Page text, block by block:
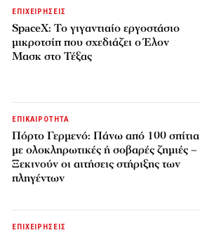
ΕΠΙΧΕΙΡΗΣΕΙΣ
SpaceX: Το γιγαντιαίο εργοστάσιο
μικροτσίπ που σχεδιάζει ο Έλον
Μασκ στο Τέξας
ΕΠΙΚΑΙΡΟΤΗΤΑ
Πόρτο Γερμενό: Πάνω από 100 σπίτια
με ολοκληρωτικές ή σοβαρές ζημιές –
Ξεκινούν οι αιτήσεις στήριξης των
πληγέντων
ΕΠΙΧΕΙΡΗΣΕΙΣ